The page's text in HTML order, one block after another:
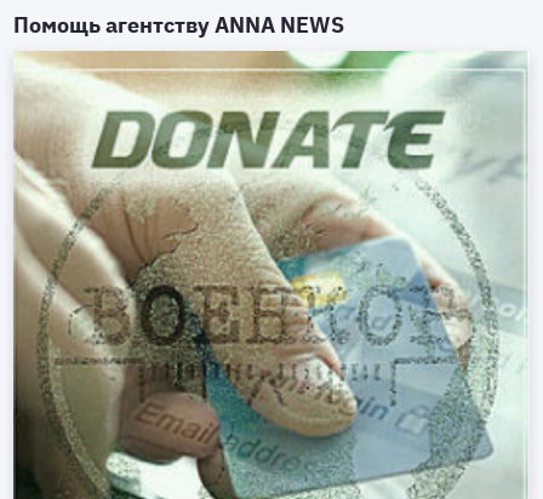
Помощь агентствуANNA NEWS